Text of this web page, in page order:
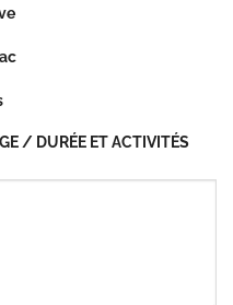
/ DURÉE ET ACTIVITÉS